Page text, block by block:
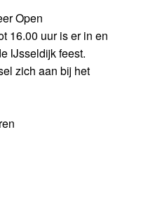
Open
16.00 uur is er in en
IJsseldijk feest.
zich aan bij het